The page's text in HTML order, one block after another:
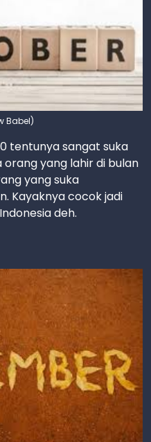
Babel)
tentunya sangat suka
orang yang lahir di bulan
yang suka
Kayaknya cocok jadi
deh.